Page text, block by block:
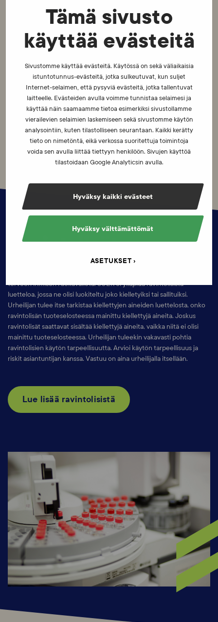
Tämä sivusto
käyttää evästeitä
Sivustomme käyttää evästeitä. Käytössä on sekä väliaikaisia
istuntotunnus-evästeitä, jotka sulkeutuvat, kun suljet
Internet-selaimen, että pysyviä evästeitä, jotka tallentuvat
laitteelle. Evästeiden avulla voimme tunnistaa selaimesi ja
käyttää näin saamaamme tietoa esimerkiksi sivustollamme
vierailevien selaimien laskemiseen sekä sivustomme käytön
analysointiin, kuten tilastolliseen seurantaan. Kaikki kerätty
tieto on nimetöntä, eikä verkossa suoritettuja toimintoja
voida sen avulla liittää tiettyyn henkilöön. Sivujen käyttöä
tilastoidaan Google Analyticsin avulla.
Hyväksy kaikki evästeet
Hyväksy välttämättömät
ASETUKSET
Kielletyille aineille tai menetelmille on mahdollista saada
kirjallisesta hakemuksesta erivapaus, jos lääkitykselle on
olemassa tarvittavat perusteet.
Kansallisen ja kansainvälisen tason urheilijoita koskevat erilaiset
menettelytavat.
lääkityksen tai hoidon aloittamista.
Lue lisää erivapaudesta
Ravintolisät
terveen ihmisen ruokavaliota. SUEK ei ylläpidä ravintolisistä
luetteloa, jossa ne olisi luokiteltu joko kielletyiksi tai sallituiksi.
Urheilijan tulee itse tarkistaa kiellettyjen aineiden luettelosta, onko
ravintolisän tuoteselosteessa mainittu kiellettyjä aineita. Joskus
ravintolisät saattavat sisältää kiellettyjä aineita, vaikka niitä ei olisi
mainittu tuoteselosteessa. Urheilijan tuleekin vakavasti pohtia
ravintolisien käytön tarpeellisuutta. Arvioi käytön tarpeellisuus ja
riskit asiantuntijan kanssa. Vastuu on aina urheilijalla itsellään.
Lue lisää ravintolisistä